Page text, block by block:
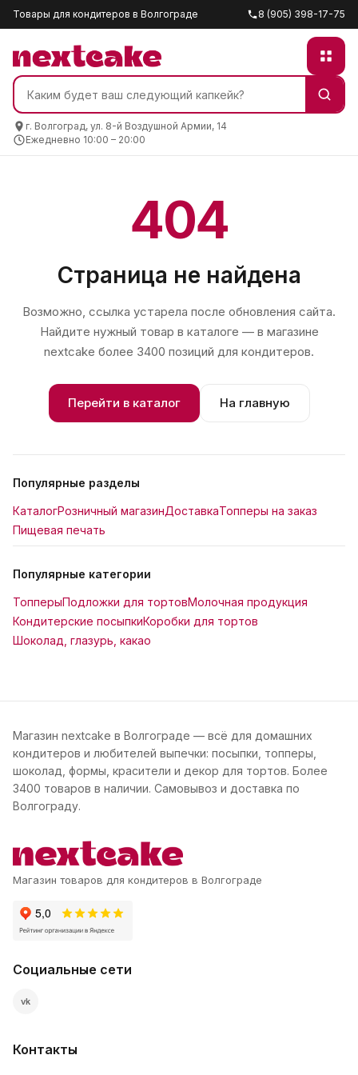
Товары для кондитеров в Волгограде 8 (905) 398-17-75
г. Волгоград, ул. 8-й Воздушной Армии, 14
Ежедневно 10:00 – 20:00
404
Страница не найдена
Возможно, ссылка устарела после обновления сайта.
Найдите нужный товар в каталоге — в магазине
nextcake более 3400 позиций для кондитеров.
Перейти в каталог На главную
Популярные разделы
КаталогРозничный магазинДоставкаТопперы на заказ
Пищевая печать
Популярные категории
ТопперыПодложки для тортовМолочная продукция
Кондитерские посыпкиКоробки для тортов
Шоколад, глазурь, какао
Магазин nextcake в Волгограде — всё для домашних
кондитеров и любителей выпечки: посыпки, топперы,
шоколад, формы, красители и декор для тортов. Более
3400 товаров в наличии. Самовывоз и доставка по
Волгограду.
Магазин товаров для кондитеров в Волгограде
Социальные сети
vk
Контакты